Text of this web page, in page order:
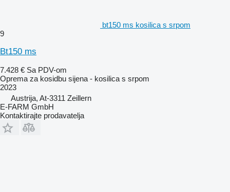
bt150 ms kosilica s srpom
9
Bt150 ms
7.428 € Sa PDV-om
Oprema za kosidbu sijena - kosilica s srpom
2023
Austrija, At-3311 Zeillern
E-FARM GmbH
Kontaktirajte prodavatelja